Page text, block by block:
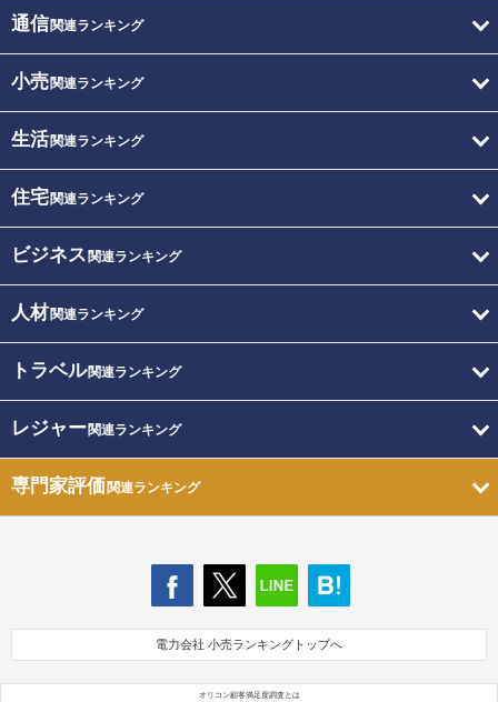
通信関連ランキング
小売関連ランキング
生活関連ランキング
住宅関連ランキング
ビジネス 関連ランキング
人材関連ランキング
トラベル関連ランキング
レジャー関連ランキング
専門家評価関連ランキング
電力会社 小売ランキングトップへ
オリコン顧客満足度調査とは